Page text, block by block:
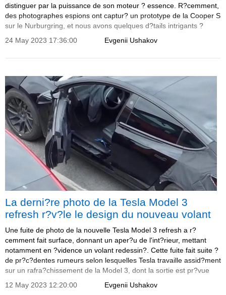
distinguer par la puissance de son moteur ? essence. R?cemment,
des photographes espions ont captur? un prototype de la Cooper S
sur le Nurburgring, et nous avons quelques d?tails intrigants ?
Evgenii Ushakov
24 May 2023 17:36:00
La derni?re photo de la Tesla Model 3
refresh r?v?le le design du nouveau volant
Une fuite de photo de la nouvelle Tesla Model 3 refresh a r?
cemment fait surface, donnant un aper?u de l'int?rieur, mettant
notamment en ?vidence un volant redessin?. Cette fuite fait suite ?
de pr?c?dentes rumeurs selon lesquelles Tesla travaille assid?ment
sur un rafra?chissement de la Model 3, dont la sortie est pr?vue
"Highland".
Evgenii Ushakov
12 May 2023 12:20:00